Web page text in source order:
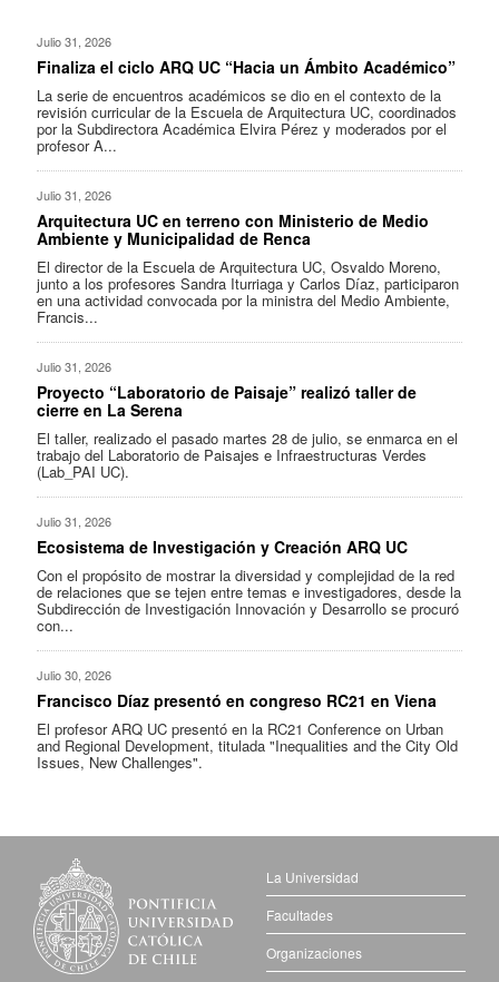
Julio 31, 2026
Finaliza el ciclo ARQ UC “Hacia un Ámbito Académico”
La serie de encuentros académicos se dio en el contexto de la
revisión curricular de la Escuela de Arquitectura UC, coordinados
por la Subdirectora Académica Elvira Pérez y moderados por el
profesor A...
Julio 31, 2026
Arquitectura UC en terreno con Ministerio de Medio
Ambiente y Municipalidad de Renca
El director de la Escuela de Arquitectura UC, Osvaldo Moreno,
junto a los profesores Sandra Iturriaga y Carlos Díaz, participaron
en una actividad convocada por la ministra del Medio Ambiente,
Francis...
Julio 31, 2026
Proyecto “Laboratorio de Paisaje” realizó taller de
cierre en La Serena
El taller, realizado el pasado martes 28 de julio, se enmarca en el
trabajo del Laboratorio de Paisajes e Infraestructuras Verdes
(Lab_PAI UC).
Julio 31, 2026
Ecosistema de Investigación y Creación ARQ UC
Con el propósito de mostrar la diversidad y complejidad de la red
de relaciones que se tejen entre temas e investigadores, desde la
Subdirección de Investigación Innovación y Desarrollo se procuró
con...
Julio 30, 2026
Francisco Díaz presentó en congreso RC21 en Viena
El profesor ARQ UC presentó en la RC21 Conference on Urban
and Regional Development, titulada "Inequalities and the City Old
Issues, New Challenges".
La Universidad
Facultades
Organizaciones